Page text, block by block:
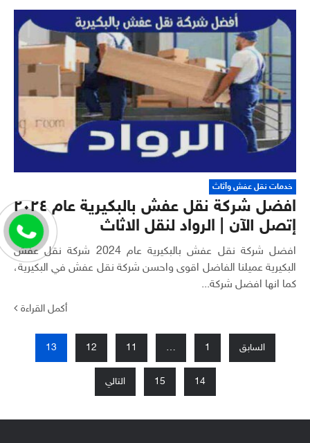
خدمات نقل عفش وأثاث
افضل شركة نقل عفش بالبكيرية عام ٢٠٢٤
إتصل الآن | الرواد لنقل الاثاث
افضل شركة نقل عفش بالبكيرية عام 2024 شركة نقل عفش
البكيرية عميلنا الفاضل اقوى واحسن شركة نقل عفش في البكيرية،
كما انها افضل شركة...
أكمل القراءة
السابق 1
…
11
12
13
14
15 التالي